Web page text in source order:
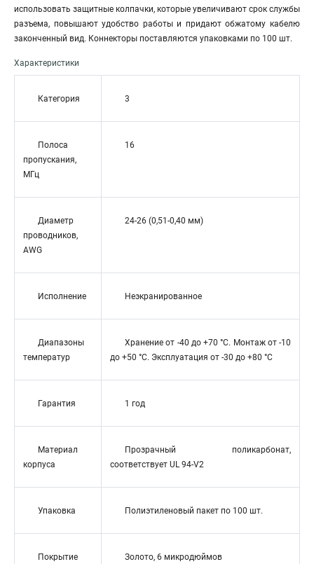
использовать защитные колпачки, которые увеличивают срок службы
разъема, повышают удобство работы и придают обжатому кабелю
законченный вид. Коннекторы поставляются упаковками по 100 шт.
Характеристики
Категория 3
Полоса
пропускания,
МГц
16
Диаметр
проводников,
AWG
24-26 (0,51-0,40 мм)
Исполнение Неэкранированное
Диапазоны
температур
Хранение от -40 до +70 °C. Монтаж от -10
до +50 °C. Эксплуатация от -30 до +80 °C
Гарантия 1 год
Материал
корпуса
Прозрачный поликарбонат,
соответствует UL 94-V2
Упаковка Полиэтиленовый пакет по 100 шт.
Покрытие Золото, 6 микродюймов